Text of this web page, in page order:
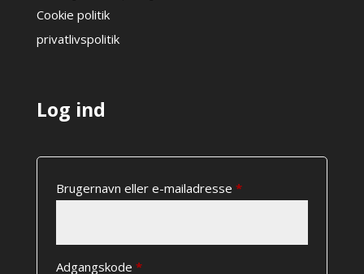
Cookie politik
privatlivspolitik
Log ind
Brugernavn eller e-mailadresse *Påkrævet
Adgangskode *Påkrævet